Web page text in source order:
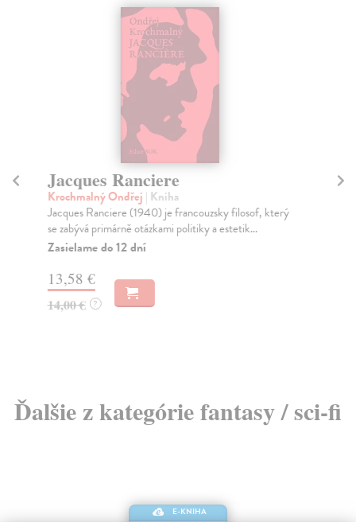
Jacques Ranciere
Krochmalný Ondřej | Kniha
Jacques Ranciere (1940) je francouzsky filosof, který
se zabývá primárně otázkami politiky a estetik...
Zasielame do 12 dní
13,58 €
14,00 € ?
Ďalšie z kategórie fantasy / sci-fi
E-KNIHA